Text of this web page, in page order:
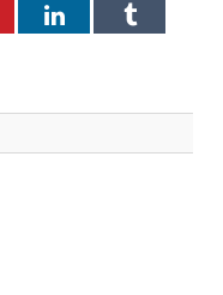
LinkedInTumblr